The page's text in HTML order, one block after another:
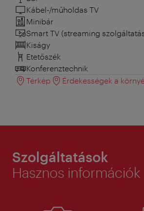
Kábel-/műholdas TV
Minibár
Smart TV (streaming
Kiságy
Etetőszék
Konferenztechnik
Térkép
Érdekességek a
Szolgáltatások
Hasznos információk